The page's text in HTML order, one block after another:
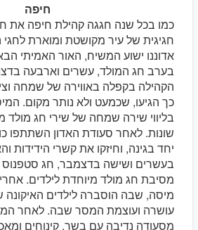
חיפה
כמו בכל שנה חגגה קהילת חיפה את
חגיגית של עיר מקושטת ומוארת לחגי
אדוננו ישוע המשיח, האור האמיתי
בערב חג המולד, עשרים וארבעה
הקהילה בקפלה באווירה של שמחה
כך הגיעו, שכמעט ולא נותר מקום.
בליווי שירה שמחה של שירי חג מולד
שונות. לאחר סעודת האדון השתתפו
יחד בגינה, וחיזקו את קשרי הידידות
בעשרים ושישה בדצמבר, חג סטפנוס
מסיבת חג מולד מיוחדת לילדים.
מיסה, שבה הוסברה לילדים האיקונה
עושרה ועוצמת המסר שבה. לאחר
מסעודה נדיבה עם בשר, קינוחים